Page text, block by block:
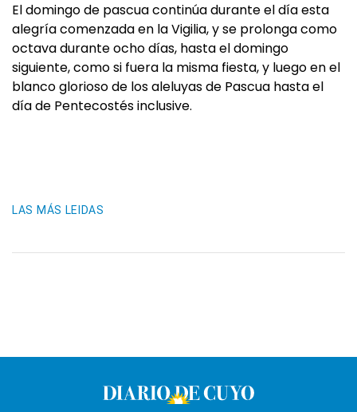
El domingo de pascua continúa durante el día esta
alegría comenzada en la Vigilia, y se prolonga como
octava durante ocho días, hasta el domingo
siguiente, como si fuera la misma fiesta, y luego en el
blanco glorioso de los aleluyas de Pascua hasta el
día de Pentecostés inclusive.
LAS MÁS LEIDAS